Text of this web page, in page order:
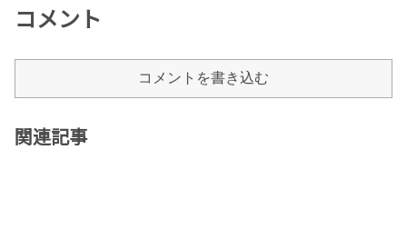
コメント
コメントを書き込む
関連記事